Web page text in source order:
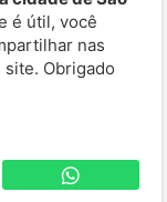
é útil, você
nas
Obrigado